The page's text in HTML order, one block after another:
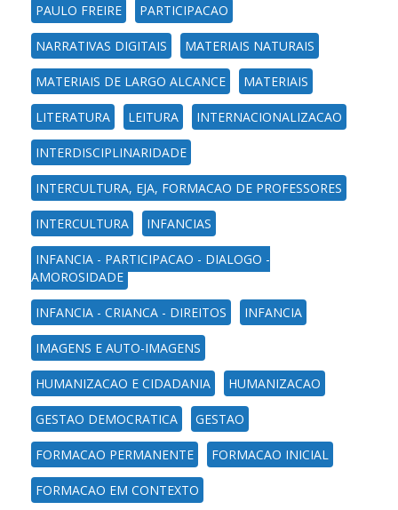
PAULO FREIRE PARTICIPACAO
NARRATIVAS DIGITAIS MATERIAIS NATURAIS
MATERIAIS DE LARGO ALCANCE MATERIAIS
LITERATURA LEITURA INTERNACIONALIZACAO
INTERDISCIPLINARIDADE
INTERCULTURA, EJA, FORMACAO DE PROFESSORES
INTERCULTURA INFANCIAS
INFANCIA - PARTICIPACAO - DIALOGO -
AMOROSIDADE
INFANCIA - CRIANCA - DIREITOS INFANCIA
IMAGENS E AUTO-IMAGENS
HUMANIZACAO E CIDADANIA HUMANIZACAO
GESTAO DEMOCRATICA GESTAO
FORMACAO PERMANENTE FORMACAO INICIAL
FORMACAO EM CONTEXTO